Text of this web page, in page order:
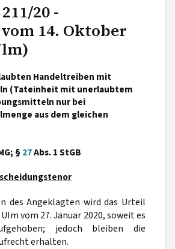
20 -
14. Oktober
Handeltreiben mit
(Tateinheit mit unerlaubtem
nur bei
aus dem gleichen
§27Abs. 1 StGB
des Angeklagten wird das Urteil
vom 27. Januar 2020, soweit es
jedoch bleiben die
erhalten.